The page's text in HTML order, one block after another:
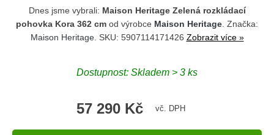
Dnes jsme vybrali: Maison Heritage Zelená rozkládací
pohovka Kora 362 cm od výrobce Maison Heritage . Značka:
Maison Heritage. SKU: 5907114171426 Zobrazit více »
Dostupnost: Skladem > 3 ks
57 290 Kč vč. DPH